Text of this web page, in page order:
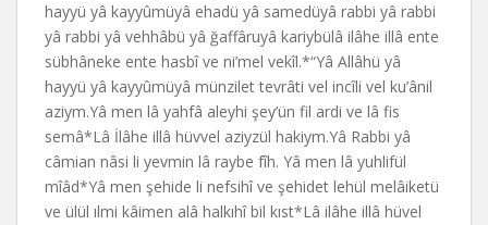
hayyü yâ kayyûmüyâ ehadü yâ samedüyâ rabbi yâ rabbi
yâ rabbi yâ vehhâbü yâ ğaffâruyâ kariybülâ ilâhe illâ ente
sübhâneke ente hasbî ve ni’mel vekîl.*“Yâ Allâhü yâ
hayyü yâ kayyûmüyâ münzilet tevrâti vel incîli vel ku’ânil
aziym.Yâ men lâ yahfâ aleyhi şey’ün fil ardi ve lâ fis
semâ*Lâ İlâhe illâ hüvvel aziyzül hakiym.Yâ Rabbi yâ
câmian nâsi li yevmin lâ raybe fîh. Yâ men lâ yuhlifül
mîâd*Yâ men şehide li nefsihî ve şehidet lehül melâiketü
ve ülül ılmi kâimen alâ halkıhî bil kıst*Lâ ilâhe illâ hüvel